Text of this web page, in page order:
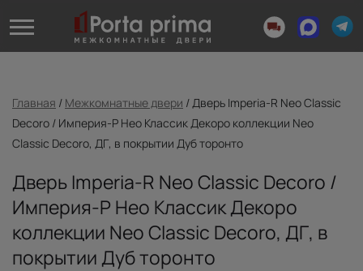
Главная / Межкомнатные двери /Дверь Imperia-R Neo Classic
Decoro / Империя-Р Нео Классик Декоро коллекции Neo
Classic Decoro, ДГ, в покрытии Дуб торонто
Дверь Imperia-R Neo Classic Decoro /
Империя-Р Нео Классик Декоро
коллекции Neo Classic Decoro, ДГ, в
покрытии Дуб торонто